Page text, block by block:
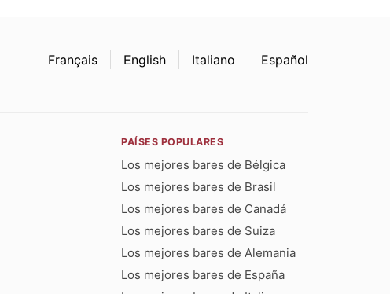
Français English Italiano Español
PAÍSES POPULARES
Los mejores bares de Bélgica
Los mejores bares de Brasil
Los mejores bares de Canadá
Los mejores bares de Suiza
Los mejores bares de Alemania
Los mejores bares de España